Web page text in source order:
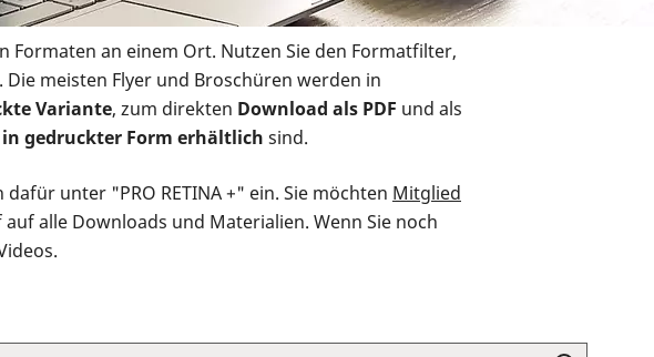
Formaten an einem Ort. Nutzen Sie den Formatfilter,
meisten Flyer und Broschüren werden in
Variante, zum direkten Download als PDF und als
gedruckter Form erhältlich sind.
dafür unter "PRO RETINA +" ein. Sie möchten Mitglied
alle Downloads und Materialien. Wenn Sie noch